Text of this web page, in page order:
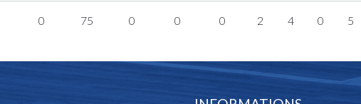
0 75 0 0 0 2 4 0 5